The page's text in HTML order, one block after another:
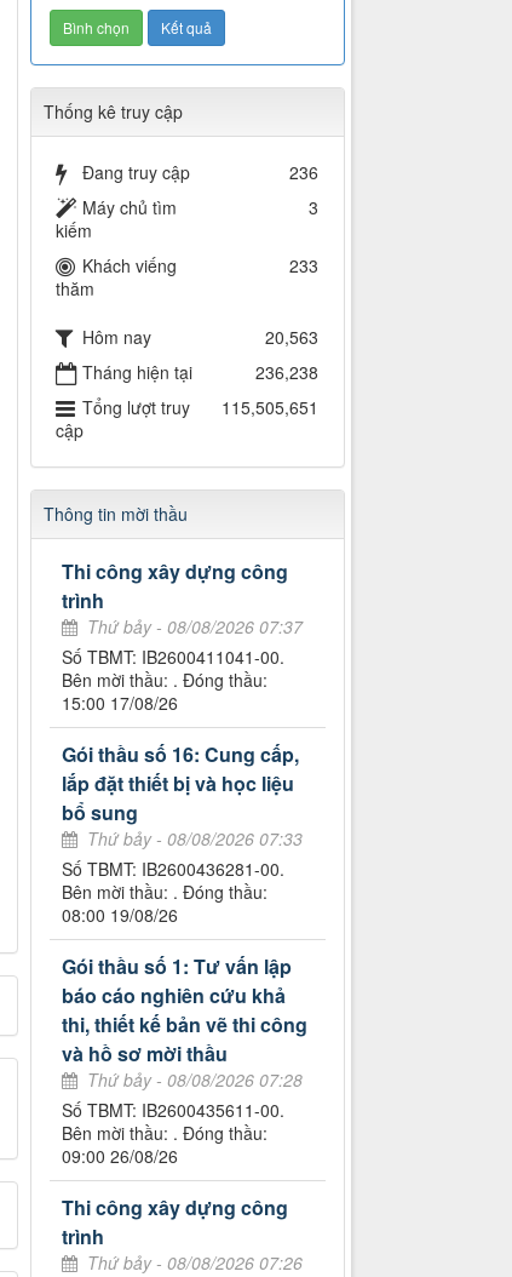
Thống kê truy cập
Đang truy cập
236
Máy chủ tìm
kiếm
3
Khách viếng
thăm
233
Hôm nay
20,563
Tháng hiện tại
236,238
Tổng lượt truy
cập
115,505,651
Thông tin mời thầu
Thi công xây dựng công
trình
Thứ bảy - 08/08/2026 07:37
Số TBMT: IB2600411041-00.
Bên mời thầu: . Đóng thầu:
15:00 17/08/26
Gói thầu số 16: Cung cấp,
lắp đặt thiết bị và học liệu
bổ sung
Thứ bảy - 08/08/2026 07:33
Số TBMT: IB2600436281-00.
Bên mời thầu: . Đóng thầu:
08:00 19/08/26
Gói thầu số 1: Tư vấn lập
báo cáo nghiên cứu khả
thi, thiết kế bản vẽ thi công
và hồ sơ mời thầu
Thứ bảy - 08/08/2026 07:28
Số TBMT: IB2600435611-00.
Bên mời thầu: . Đóng thầu:
09:00 26/08/26
Thi công xây dựng công
trình
Thứ bảy - 08/08/2026 07:26